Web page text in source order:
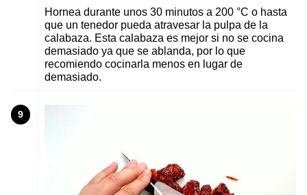
Hornea durante unos 30 minutos a 200 °C o hasta
que un tenedor pueda atravesar la pulpa de la
calabaza. Esta calabaza es mejor si no se cocina
demasiado ya que se ablanda, por lo que
recomiendo cocinarla menos en lugar de
demasiado.
9